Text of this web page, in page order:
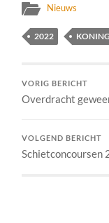
Nieuws
2022 KONING
VORIG BERICHT
Overdracht
VOLGEND BERICHT
Schietconcoursen